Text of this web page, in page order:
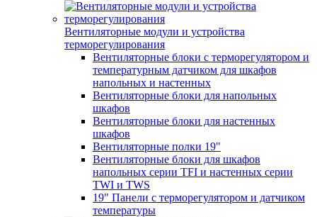
Вентиляторные модули и устройства
терморегулирования
Вентиляторные блоки с терморегулятором и
температурным датчиком для шкафов
напольных и настенных
Вентиляторные блоки для напольных
шкафов
Вентиляторные блоки для настенных
шкафов
Вентиляторные полки 19"
Вентиляторные блоки для шкафов
напольных серии TFI и настенных серии
TWI и TWS
19" Панели с терморегулятором и датчиком
температуры